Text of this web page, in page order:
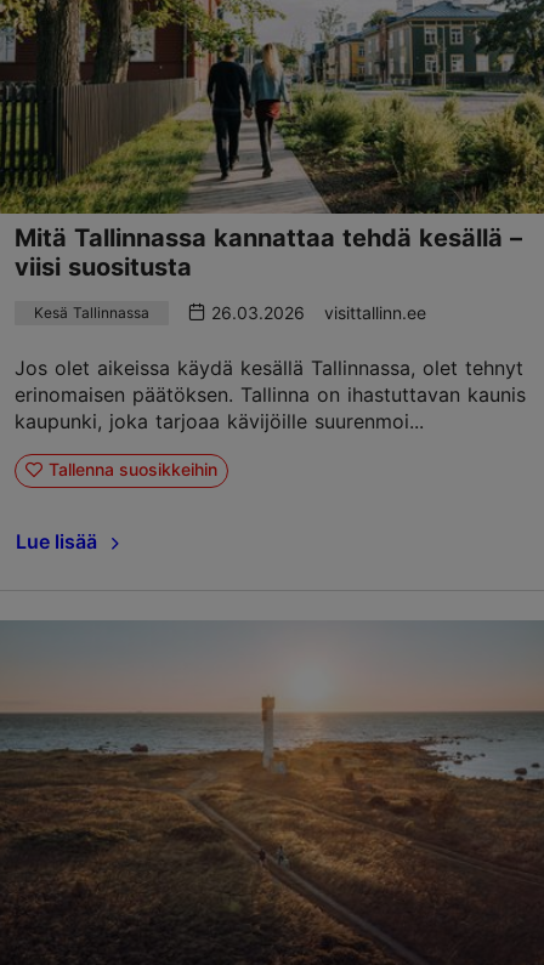
Mitä Tallinnassa kannattaa tehdä kesällä –
viisi suositusta
Kesä Tallinnassa 26.03.2026 visittallinn.ee
Jos olet aikeissa käydä kesällä Tallinnassa, olet tehnyt
erinomaisen päätöksen. Tallinna on ihastuttavan kaunis
kaupunki, joka tarjoaa kävijöille suurenmoi...
Tallenna suosikkeihin
Lue lisää